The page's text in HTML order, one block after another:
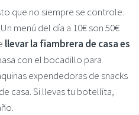
que no siempre se controle.
menú del día a 10€ son 50€
llevar la fiambrera de casa es
con el bocadillo para
expendedoras de snacks
casa. Si llevas tu botellita,